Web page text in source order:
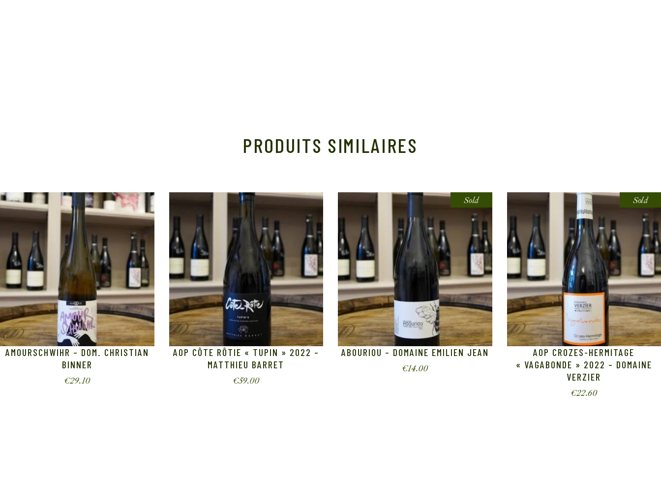
PRODUITS SIMILAIRES
AMOURSCHWIHR – DOM. CHRISTIAN
BINNER
€29.10
AOP CÔTE RÔTIE « TUPIN » 2022 –
MATTHIEU BARRET
€59.00
Sold
ABOURIOU – DOMAINE EMILIEN JEAN
€14.00
Sold
AOP CROZES-HERMITAGE
« VAGABONDE » 2022 – DOMAINE
VERZIER
€22.60